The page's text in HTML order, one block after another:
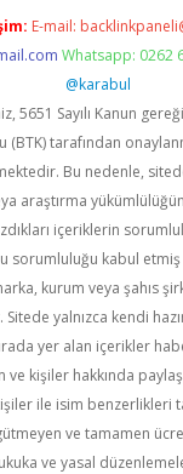
E-mail:
Whatsapp: 0262
@karabul
5651 Sayılı Kanun
tarafından
Bu nedenle,
araştırma
içeriklerin
sorumluluğu kabul etmiş
kurum veya şahıs
yalnızca kendi
yer alan içerikler
kişiler hakkında
ile isim benzerlikleri
ve tamamen
ve yasal